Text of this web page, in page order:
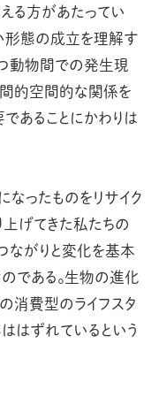
る方があたってい
形態の成立を理解す
動物間での発生現
的空間的な関係を
あることにかわりは
なったものをリサイク
げてきた私たちの
ながりと変化を基本
である。生物の進化
消費型のライフスタ
はずれているという